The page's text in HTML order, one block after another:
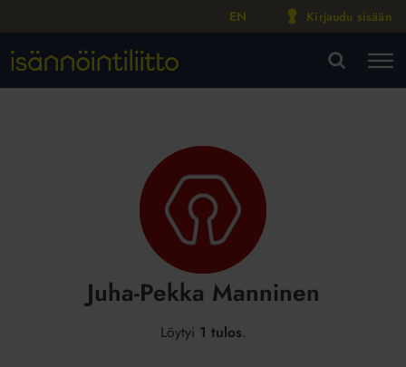
EN Kirjaudu sisään
Juha-Pekka Manninen
Löytyi 1 tulos.